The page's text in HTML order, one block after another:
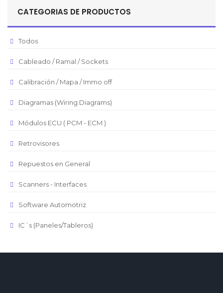
Pesos Mexicanos
Euro
Real Brasilero
CATEGORIAS DE PRODUCTOS
Todos
Cableado / Ramal / Sockets
Calibración / Mapa / Immo off
Diagramas (Wiring Diagrams)
Módulos ECU ( PCM - ECM )
Retrovisores
Repuestos en General
Scanners - Interfaces
Software Automotriz
IC´s (Paneles/Tableros)